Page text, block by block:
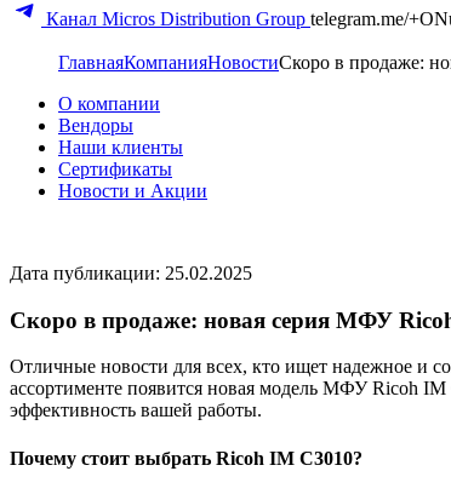
Канал Micros Distribution Group telegram.me/
ГлавнаяКомпанияНовостиСкоро в продаже:
О компании
Вендоры
Наши клиенты
Сертификаты
Новости и Акции
Дата публикации: 25.02.2025
Скоро в продаже: новая серия МФУ
Отличные новости для всех, кто ищет надежное и
ассортименте появится новая модель МФУ Ricoh IM
эффективность вашей работы.
Почему стоит выбрать Ricoh IM C3010?